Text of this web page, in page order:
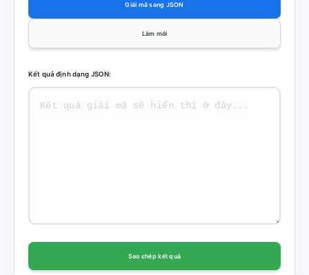
Giải mã sang JSON
Làm mới
Kết quả định dạng JSON:
Sao chép kết quả